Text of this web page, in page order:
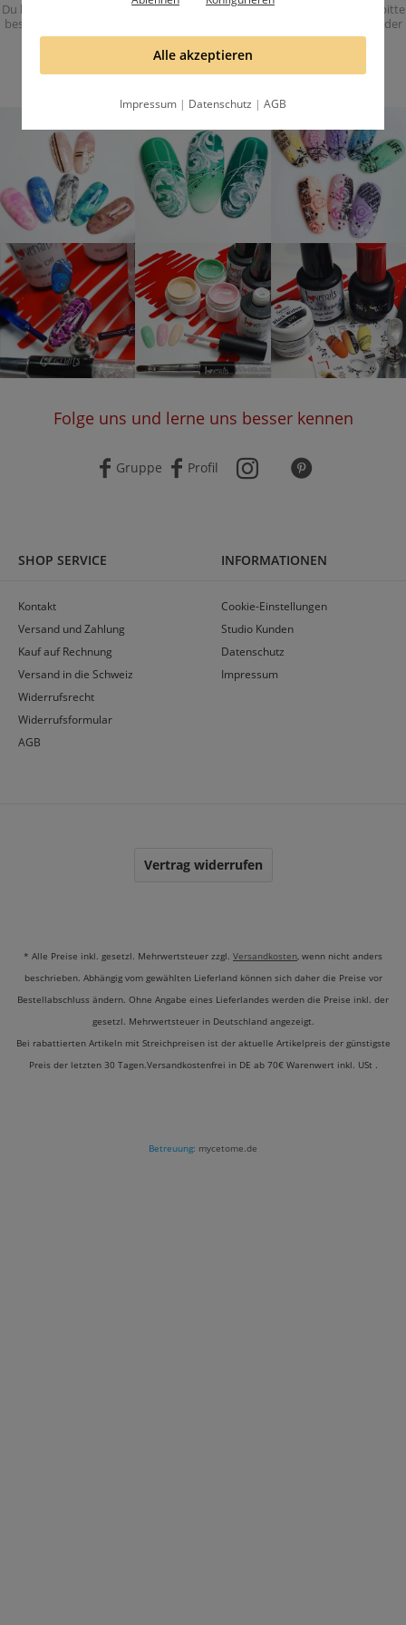
Du kannst den Newsletter jederzeit abbestellen. Du erhälst eine Email, bitte
bestätige die Anmeldung mit dem Bestätigungslink in dieser Email. Mit der
Anmeldung akzeptierst Du unsereDatenschutzbestimmungen
Folge uns und lerne uns besser kennen
Gruppe Profil
SHOP SERVICE
Kontakt
Versand und Zahlung
Kauf auf Rechnung
Versand in die Schweiz
Widerrufsrecht
Widerrufsformular
AGB
INFORMATIONEN
Cookie-Einstellungen
Studio Kunden
Datenschutz
Impressum
Vertrag widerrufen
* Alle Preise inkl. gesetzl. Mehrwertsteuer zzgl. Versandkosten, wenn nicht anders
beschrieben. Abhängig vom gewählten Lieferland können sich daher die Preise vor
Bestellabschluss ändern. Ohne Angabe eines Lieferlandes werden die Preise inkl. der
gesetzl. Mehrwertsteuer in Deutschland angezeigt.
Bei rabattierten Artikeln mit Streichpreisen ist der aktuelle Artikelpreis der günstigste
Preis der letzten 30 Tagen.Versandkostenfrei in DE ab 70€ Warenwert inkl. USt .
Betreuung: mycetome.de
Alle akzeptieren
Impressum | Datenschutz | AGB